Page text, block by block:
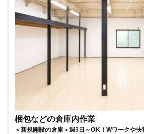
梱包などの倉庫内作業
＜新規開設の倉庫＞週3日～OK！Wワークや扶